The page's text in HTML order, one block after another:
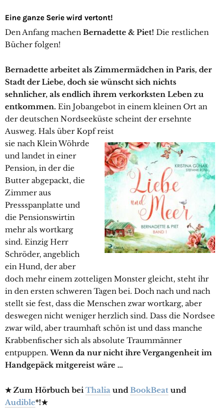
Eine ganze Serie wird vertont!
Den Anfang machen Bernadette & Piet! Die restlichen
Bücher folgen!
Bernadette arbeitet als Zimmermädchen in Paris, der
Stadt der Liebe, doch sie wünscht sich nichts
sehnlicher, als endlich ihrem verkorksten Leben zu
entkommen. Ein Jobangebot in einem kleinen Ort an
der deutschen Nordseeküste scheint der ersehnte
Ausweg. Hals über Kopf reist
sie nach Klein Wöhrde
und landet in einer
Pension, in der die
Butter abgepackt, die
Zimmer aus
Pressspanplatte und
die Pensionswirtin
mehr als wortkarg
sind. Einzig Herr
Schröder, angeblich
ein Hund, der aber
doch mehr einem zotteligen Monster gleicht, steht ihr
in den ersten schweren Tagen bei. Doch nach und nach
stellt sie fest, dass die Menschen zwar wortkarg, aber
deswegen nicht weniger herzlich sind. Dass die Nordsee
zwar wild, aber traumhaft schön ist und dass manche
Krabbenfischer sich als absolute Traummänner
entpuppen.Wenn da nur nicht ihre Vergangenheit im
Handgepäck mitgereist wäre …
★ Zum Hörbuch bei Thalia und BookBeat und
Audible*!★